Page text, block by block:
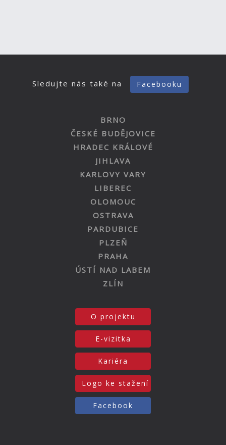
Sledujte nás také na Facebooku
BRNO
ČESKÉ BUDĚJOVICE
HRADEC KRÁLOVÉ
JIHLAVA
KARLOVY VARY
LIBEREC
OLOMOUC
OSTRAVA
PARDUBICE
PLZEŇ
PRAHA
ÚSTÍ NAD LABEM
ZLÍN
O projektu
E-vizitka
Kariéra
Logo ke stažení
Facebook